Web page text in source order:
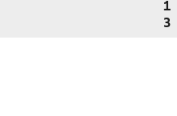
1
3